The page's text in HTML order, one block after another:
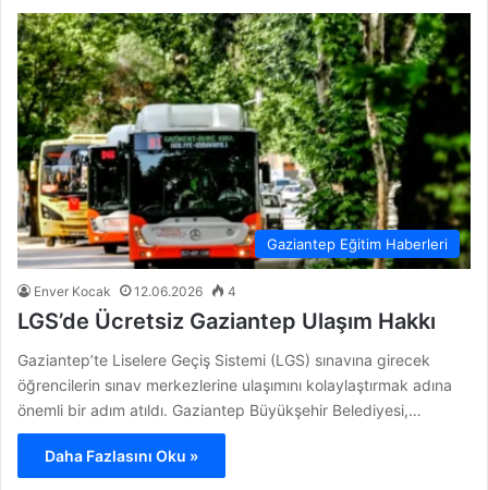
Gaziantep Eğitim Haberleri
Enver Kocak 12.06.2026 4
LGS’de Ücretsiz Gaziantep Ulaşım Hakkı
Gaziantep’te Liselere Geçiş Sistemi (LGS) sınavına girecek
öğrencilerin sınav merkezlerine ulaşımını kolaylaştırmak adına
önemli bir adım atıldı. Gaziantep Büyükşehir Belediyesi,…
Daha Fazlasını Oku »